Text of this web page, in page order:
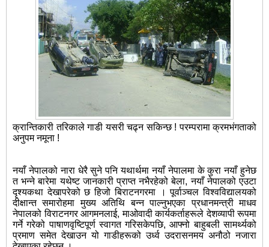
क्रान्तिकारी तरिकाले गाडी यसरी चढ्न सकिन्छ ! परम्परामा क्रमभंगताको
अनुपम नमूना !
नयाँ नेपालको नारा धेरै सुने पनि यथार्थमा नयाँ नेपालमा के कुरा नयाँ हुनेछ
त भन्ने बारेमा यथेष्ट जानकारी प्राप्त नभैरहेको बेला, नयाँ नेपालको एउटा
दृश्यकथा देखापरेको छ हिजो बिराटनगरमा । पूर्वाञ्चल विश्वविद्यालयको
दीक्षान्त समारोहमा मुख्य अतिथि बन्न पाल्नुभएका प्रधानमन्त्री माधव
नेपालको विराटनगर आगमनलाई, माओवादी कार्यकर्ताहरूले देशव्यापी रूपमा
गर्ने गरेको पाषाणवृष्टिपूर्ण स्वागत गरिसकेपछि, आफ्नो बाहुबली सामर्थ्यको
प्रमाण समेत देखाउन यो गाडीहरूको उर्ध्व उदरासनमय अनौठो नजारा